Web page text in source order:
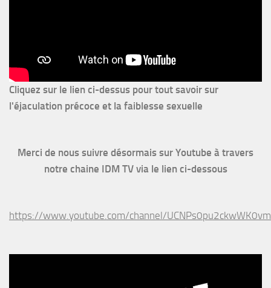
Cliquez sur le lien ci-dessus pour tout savoir sur
l'éjaculation précoce et la faiblesse sexuelle
Merci de nous suivre désormais sur Youtube à travers
notre chaine IDM TV via le lien ci-dessous
https://www.youtube.com/channel/